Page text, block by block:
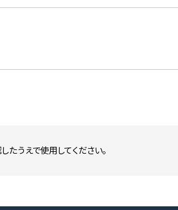
うえで使用してください。